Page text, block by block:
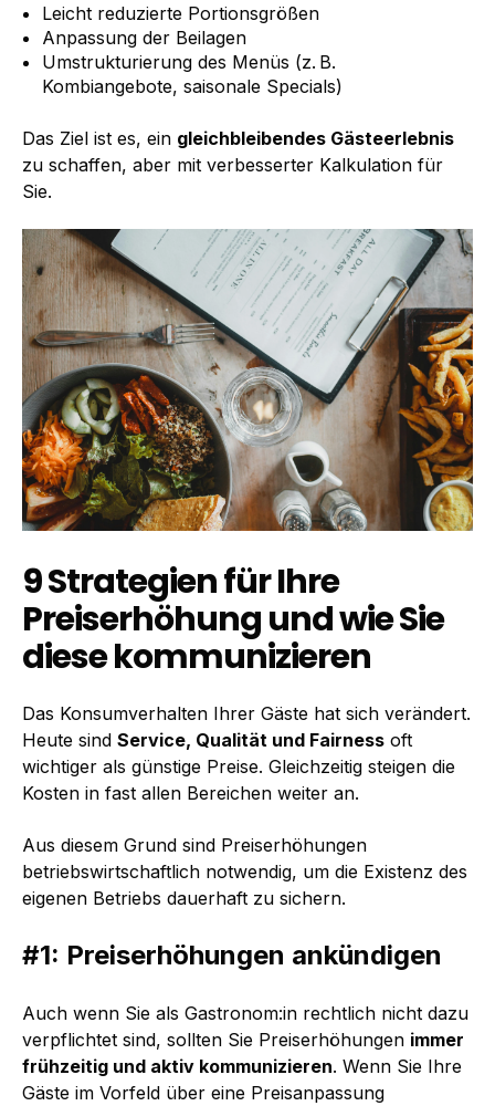
Leicht reduzierte Portionsgrößen
Anpassung der Beilagen
Umstrukturierung des Menüs (z. B.
Kombiangebote, saisonale Specials)
Das Ziel ist es, ein gleichbleibendes Gästeerlebnis
zu schaffen, aber mit verbesserter Kalkulation für
Sie.
9 Strategien für Ihre
Preiserhöhung und wie Sie
diese kommunizieren
Das Konsumverhalten Ihrer Gäste hat sich verändert.
Heute sind Service, Qualität und Fairness oft
wichtiger als günstige Preise. Gleichzeitig steigen die
Kosten in fast allen Bereichen weiter an.
Aus diesem Grund sind Preiserhöhungen
betriebswirtschaftlich notwendig, um die Existenz des
eigenen Betriebs dauerhaft zu sichern.
#1: Preiserhöhungen ankündigen
Auch wenn Sie als Gastronom:in rechtlich nicht dazu
verpflichtet sind, sollten Sie Preiserhöhungen immer
frühzeitig und aktiv kommunizieren. Wenn Sie Ihre
Gäste im Vorfeld über eine Preisanpassung